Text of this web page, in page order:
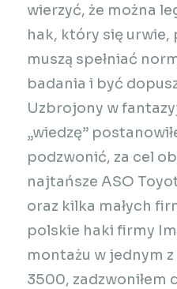
wierzyć, że można
hak, który się
muszą spełniać
badania i być
Uzbrojony w
„wiedzę”
podzwonić, za cel
najtańsze ASO
oraz kilka małych
polskie haki firmy
montażu w jednym
3500, zadzwoniłem